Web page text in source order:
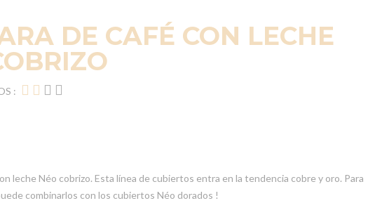
DE CAFÉ CON LECHE
:
leche Néo cobrizo. Esta línea de cubiertos entra en la tendencia cobre y oro. Para
combinarlos con los cubiertos Néo dorados !